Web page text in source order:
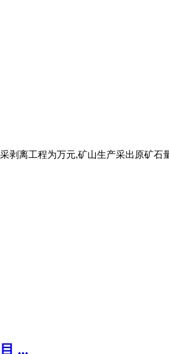
剥离工程为万元,矿山生产采出原矿石
...